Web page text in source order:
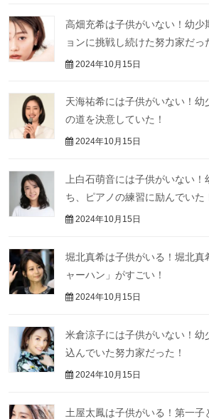
高畑充希は子供がいない！幼少
ョンに挑戦し続けた努力家だっ
2024年10月15日
天海祐希には子供がいない！
の道を決意していた！
2024年10月15日
上白石萌音には子供がいない！
ち、ピアノの練習に励んでいた
2024年10月15日
堀北真希は子供がいる！堀北真
ャーハン」がすごい！
2024年10月15日
米倉涼子には子供がいない！幼
込んでいた努力家だった！
2024年10月15日
土屋太鳳は子供がいる！第一子